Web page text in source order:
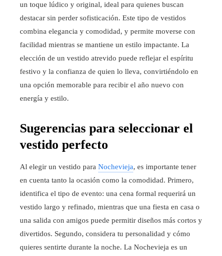
un toque lúdico y original, ideal para quienes buscan
destacar sin perder sofisticación. Este tipo de vestidos
combina elegancia y comodidad, y permite moverse con
facilidad mientras se mantiene un estilo impactante. La
elección de un vestido atrevido puede reflejar el espíritu
festivo y la confianza de quien lo lleva, convirtiéndolo en
una opción memorable para recibir el año nuevo con
energía y estilo.
Sugerencias para seleccionar el
vestido perfecto
Al elegir un vestido para Nochevieja, es importante tener
en cuenta tanto la ocasión como la comodidad. Primero,
identifica el tipo de evento: una cena formal requerirá un
vestido largo y refinado, mientras que una fiesta en casa o
una salida con amigos puede permitir diseños más cortos y
divertidos. Segundo, considera tu personalidad y cómo
quieres sentirte durante la noche. La Nochevieja es un